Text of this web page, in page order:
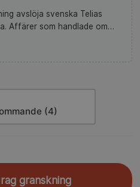
avslöja svenska Telias
Affärer som handlade om
(4)
granskning